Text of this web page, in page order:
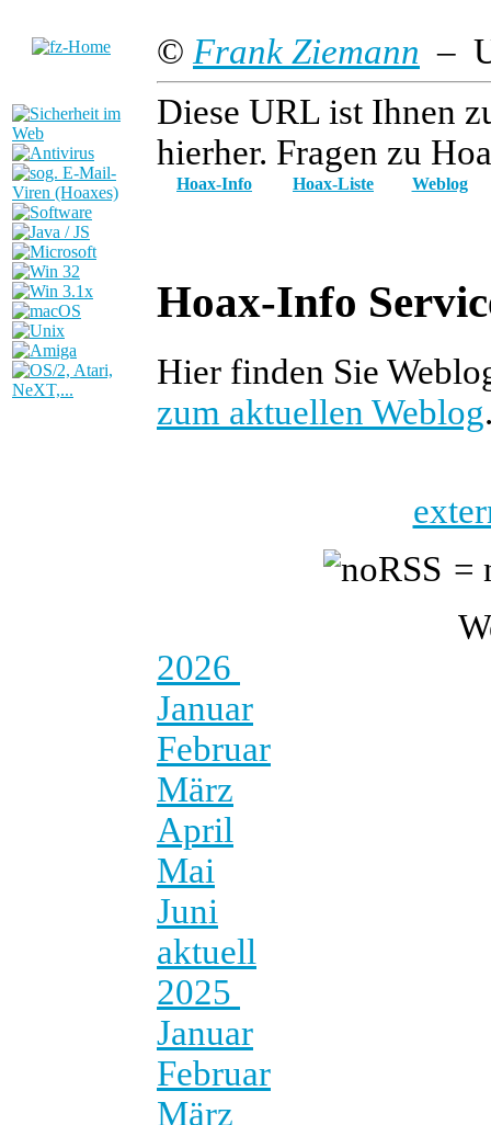
© Frank Ziemann –
Diese URL ist Ihnen
hierher. Fragen zu
Hoax-Info Hoax-Liste Weblog
Hoax-Info
Hier finden Sie
zum aktuellen Weblog
=
2026
Januar
Februar
März
April
Mai
Juni
aktuell
2025
Januar
Februar
März